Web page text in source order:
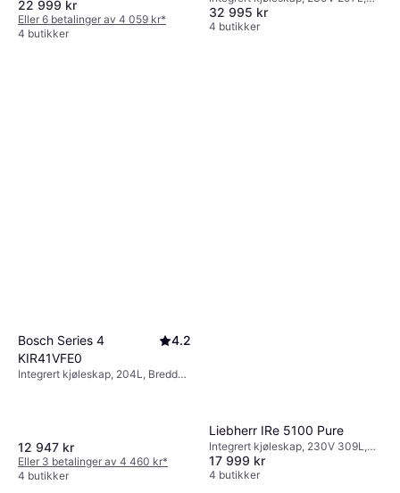
22 999 kr
Eller 6 betalinger av 4 059 kr*
4 butikker
Bredde: 60cm, Høyde: 141.3cm
32 995 kr
4 butikker
Bosch Series 4
KIR41VFE0
4.2
Integrert kjøleskap, 204L, Bredde:
12 947 kr
Eller 3 betalinger av 4 460 kr*
4 butikker
Liebherr IRe 5100 Pure
Integrert kjøleskap, 230V 309L,
Bredde: 60cm, Høyde: 178.8cm
17 999 kr
4 butikker